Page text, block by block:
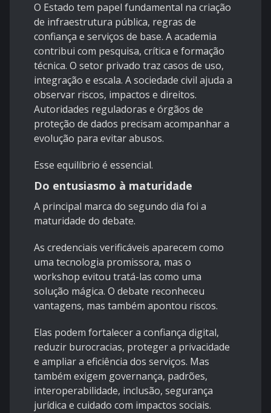
O Estado tem papel fundamental na criação
de infraestrutura pública, regras de
confiança e serviços de base. A academia
contribui com pesquisa, crítica e formação
técnica. O setor privado traz casos de uso,
integração e escala. A sociedade civil ajuda a
observar riscos, impactos e direitos.
Autoridades reguladoras e órgãos de
proteção de dados precisam acompanhar a
evolução para evitar abusos.
Esse equilíbrio é essencial.
Do entusiasmo à maturidade
A principal marca do segundo dia foi a
maturidade do debate.
As credenciais verificáveis aparecem como
uma tecnologia promissora, mas o
workshop evitou tratá-las como uma
solução mágica. O debate reconheceu
vantagens, mas também apontou riscos.
Elas podem fortalecer a confiança digital,
reduzir burocracias, proteger a privacidade
e ampliar a eficiência dos serviços. Mas
também exigem governança, padrões,
interoperabilidade, inclusão, segurança
jurídica e cuidado com impactos sociais.